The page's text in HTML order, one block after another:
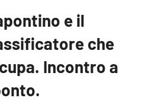
e il
che
Incontro a